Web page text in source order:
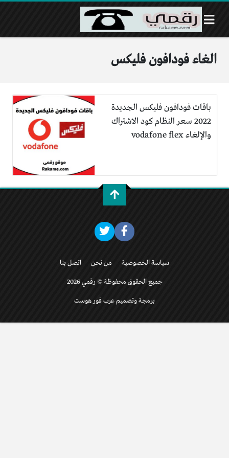
الغاء فودافون فليكس
باقات فودافون فليكس الجديدة
2022 سعر النظام كود الاشتراك
والإلغاء vodafone flex
سياسة الخصوصية من نحن اتصل بنا
جميع الحقوق محفوظة © رقمي 2026
برمجة وتصميم عرب فور هوست